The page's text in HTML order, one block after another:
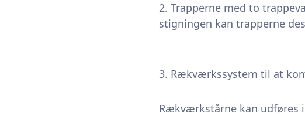
2. Trapperne med to
stigningen kan trapperne
3. Rækværkssystem til at
Rækværkstårne kan udføres